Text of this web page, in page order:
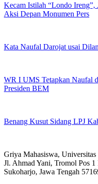
Kecam Istilah “Londo Ireng”,
Aksi Depan Monumen Pers
Kata Naufal Darojat usai
WR I UMS Tetapkan Naufal
Presiden BEM
Benang Kusut Sidang LPJ
Griya Mahasiswa,
Jl. Ahmad Yani, Tromol Pos
Sukoharjo, Jawa Tengah